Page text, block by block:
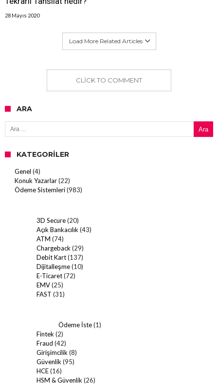
28 Mayıs 2020
Load More Related Articles
CLICK TO COMMENT
ARA
Arama:
KATEGORILER
Genel (4)
Konuk Yazarlar(22)
Ödeme Sistemleri(983)
3D Secure(20)
Açık Bankacılık(43)
ATM (74)
Chargeback(29)
Debit Kart(137)
Dijitalleşme(10)
E-Ticaret(72)
EMV(25)
FAST (31)
Ödeme İste(1)
Fintek(2)
Fraud (42)
Girişimcilik(8)
Güvenlik(95)
HCE(16)
HSM & Güvenlik(26)